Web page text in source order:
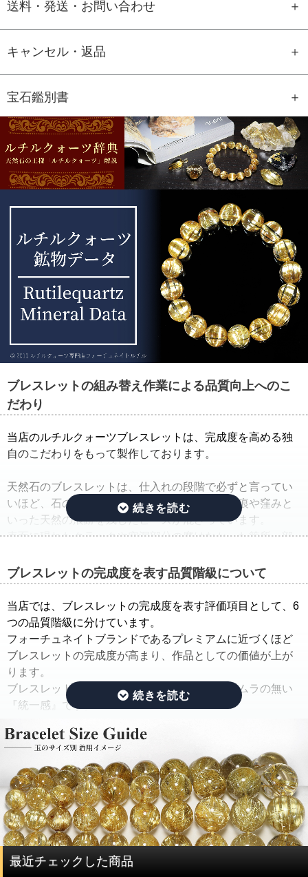
送料・発送・お問い合わせ
キャンセル・返品
宝石鑑別書
GEM REPORT
ご注文商品の宝石鑑別書をご用意す
ることもできます。
ブレスレットの組み替え作業による品質向上へのこ
だわり
当店のルチルクォーツブレスレットは、完成度を高める独
自のこだわりをもって製作しております。
天然石のブレスレットは、仕入れの段階で必ずと言ってい
いほど、石の品質のバラつきが生じ、クラック痕や窪みと
いった天然の痕跡を残したビーズが混ざっています。
表面に現れたクラックや空洞部分の磨けなかった箇所、部
ばれています。
そこで当店では、ルチルクォーツブレスレットを仕入れた
ままの状態でご紹介するのではなく、手間ひまをかけた
「組み替え作業」を行っています。
この作業では、ルチルのタイプ(ルチルの入り方、ルチルの
太さ、ルチルの色味、ルチルの内包量)と、水晶の透明度を
できる限り揃えるように努めています。
限り取り除き、ブレスレットを組み直すことで、製品とし
ての品質を大幅に高めています。
通常、この組み替え作業を行うには、同じサイズ、同じ品
質のブレスレットを複数用意する必要があり、費用がかさ
んでしまい容易なことではありません。
ですが、ルチルクォーツに特化した専門店だからこそ、一
サイズ毎に本数も揃うことで、この組み替え作業を可能と
ブレスレットの完成度を表す品質階級について
当店では、ブレスレットの完成度を表す評価項目として、6
つの品質階級に分けています。
フォーチュネイトブランドであるプレミアムに近づくほど
ブレスレットの完成度が高まり、作品としての価値が上が
ります。
ブレスレットの完成度を決める基準は、品質にムラの無い
『統一感』です。
その統一感とは何かをご説明したいと思います。
ルチルクォーツは、水晶にルチルが内包されている鉱物で
す。
ルチルクォーツを評価する際には、ルチルと水晶で分けて
評価する必要があります。
ルチルクォーツの評価は、「ルチル」「水晶」の2つの要素
で決まります。
最近チェックした商品